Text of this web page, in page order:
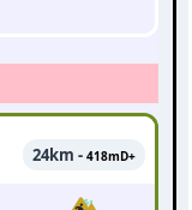
24km - 418mD+